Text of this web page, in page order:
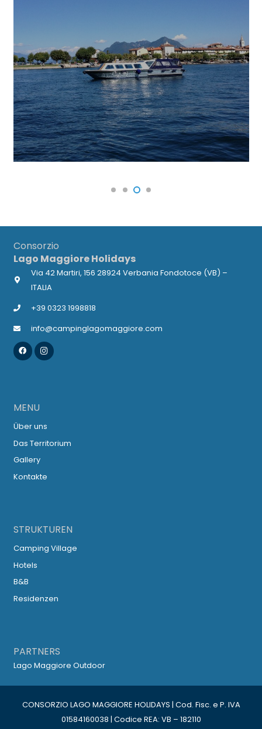
Consorzio
Lago Maggiore Holidays
Via 42 Martiri, 156 28924 Verbania Fondotoce (VB) –
ITALIA
+39 0323 1998818
info@campinglagomaggiore.com
MENU
Über uns
Das Territorium
Gallery
Kontakte
STRUKTUREN
Camping Village
Hotels
B&B
Residenzen
PARTNERS
Lago Maggiore Outdoor
CONSORZIO LAGO MAGGIORE HOLIDAYS | Cod. Fisc. e P. IVA
01584160038 | Codice REA: VB – 182110